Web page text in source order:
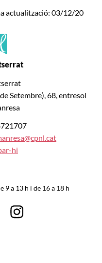
actualització: 03/12/20
Setembre), 68, entresol
hi
9 a 13 h i de 16 a 18 h